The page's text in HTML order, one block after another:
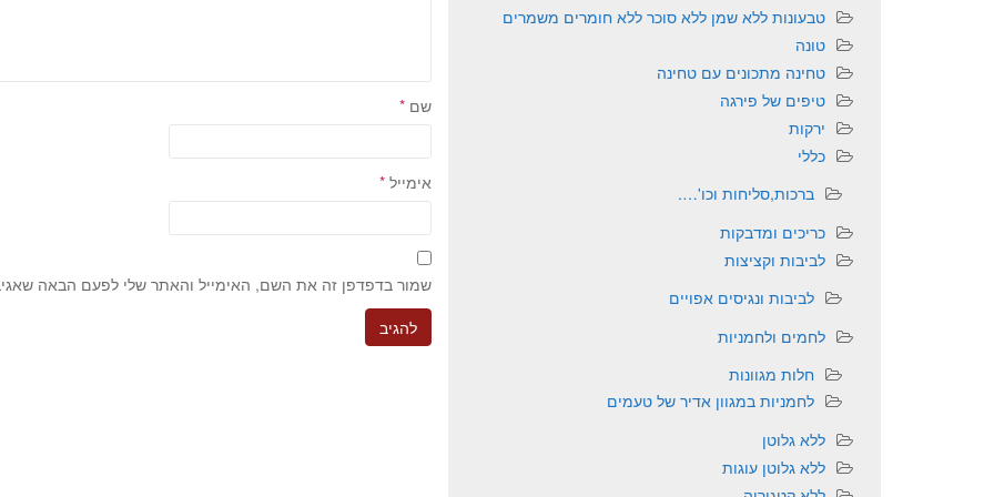
שם *
אימייל *
שמור בדפדפן זה את השם, האימייל והאתר שלי לפעם הבאה
טבעונות ללא שמן ללא סוכר ללא חומרים משמרים
טונה
טחינה מתכונים עם טחינה
טיפים של פירגה
ירקות
כללי
ברכות,סליחות וכו'….
כריכים ומדבקות
לביבות וקציצות
לביבות ונגיסים אפויים
לחמים ולחמניות
חלות מגוונות
לחמניות במגוון אדיר של טעמים
ללא גלוטן
ללא גלוטן עוגות